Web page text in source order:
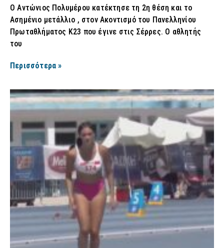
Ο Αντώνιος Πολυμέρου κατέκτησε τη 2η θέση και το
Ασημένιο μετάλλιο , στον Ακοντισμό του Πανελληνίου
Πρωταθλήματος Κ23 που έγινε στις Σέρρες. Ο αθλητής
του
Περισσότερα »